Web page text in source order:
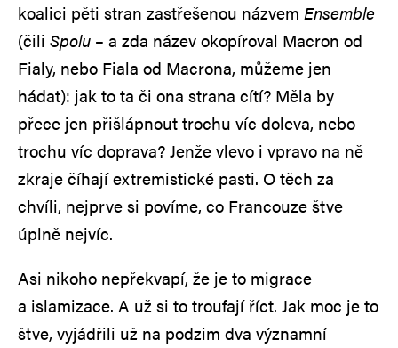
koalici pěti stran zastřešenou názvem Ensemble
(čili Spolu – a zda název okopíroval Macron od
Fialy, nebo Fiala od Macrona, můžeme jen
hádat): jak to ta či ona strana cítí? Měla by
přece jen přišlápnout trochu víc doleva, nebo
trochu víc doprava? Jenže vlevo i vpravo na ně
zkraje číhají extremistické pasti. O těch za
chvíli, nejprve si povíme, co Francouze štve
úplně nejvíc.
Asi nikoho nepřekvapí, že je to migrace
a islamizace. A už si to troufají říct. Jak moc je to
štve, vyjádřili už na podzim dva významní